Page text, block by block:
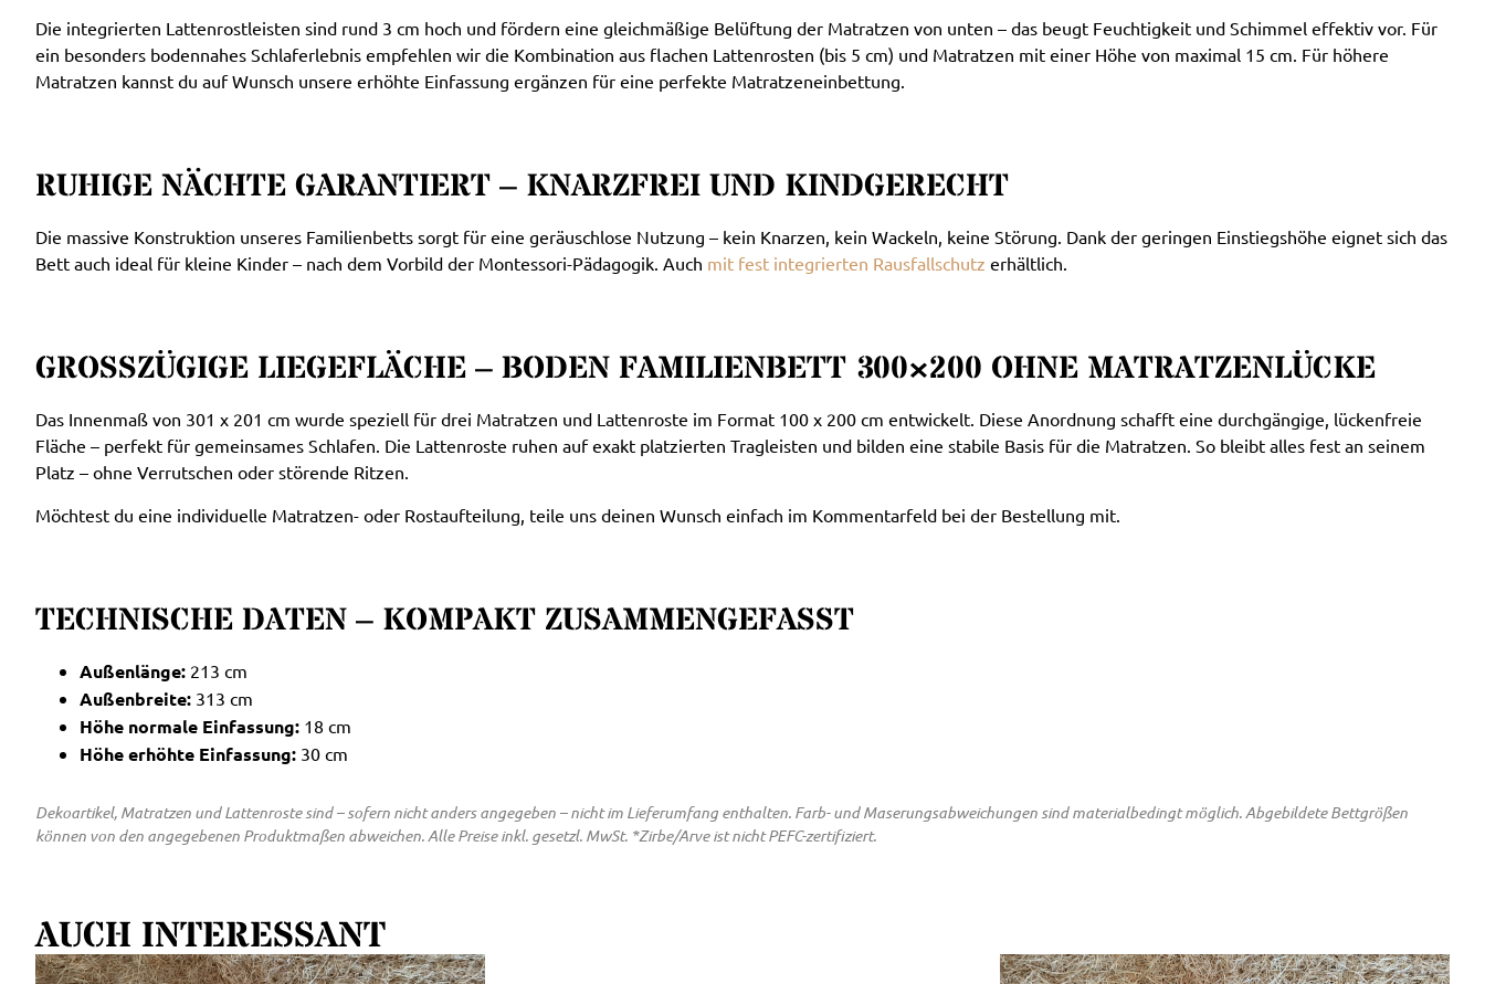
Die integrierten Lattenrostleisten sind rund 3 cm hoch und fördern eine gleichmäßige Belüftung der Matratzen von unten – das beugt Feuchtigkeit und Schimmel effektiv vor. Für
ein besonders bodennahes Schlaferlebnis empfehlen wir die Kombination aus flachen Lattenrosten (bis 5 cm) und Matratzen mit einer Höhe von maximal 15 cm. Für höhere
Matratzen kannst du auf Wunsch unsere erhöhte Einfassung ergänzen für eine perfekte Matratzeneinbettung.
RUHIGE NÄCHTE GARANTIERT – KNARZFREI UND KINDGERECHT
Die massive Konstruktion unseres Familienbetts sorgt für eine geräuschlose Nutzung – kein Knarzen, kein Wackeln, keine Störung. Dank der geringen Einstiegshöhe eignet sich das
Bett auch ideal für kleine Kinder – nach dem Vorbild der Montessori-Pädagogik. Auch mit fest integrierten Rausfallschutz erhältlich.
GROSSZÜGIGE LIEGEFLÄCHE – BODEN FAMILIENBETT 300×200 OHNE MATRATZENLÜCKE
Das Innenmaß von 301 x 201 cm wurde speziell für drei Matratzen und Lattenroste im Format 100 x 200 cm entwickelt. Diese Anordnung schafft eine durchgängige, lückenfreie
Fläche – perfekt für gemeinsames Schlafen. Die Lattenroste ruhen auf exakt platzierten Tragleisten und bilden eine stabile Basis für die Matratzen. So bleibt alles fest an seinem
Platz – ohne Verrutschen oder störende Ritzen.
Möchtest du eine individuelle Matratzen- oder Rostaufteilung, teile uns deinen Wunsch einfach im Kommentarfeld bei der Bestellung mit.
TECHNISCHE DATEN – KOMPAKT ZUSAMMENGEFASST
Außenlänge: 213 cm
Außenbreite: 313 cm
Höhe normale Einfassung: 18 cm
Höhe erhöhte Einfassung: 30 cm
Dekoartikel, Matratzen und Lattenroste sind – sofern nicht anders angegeben – nicht im Lieferumfang enthalten. Farb- und Maserungsabweichungen sind materialbedingt möglich. Abgebildete Bettgrößen
können von den angegebenen Produktmaßen abweichen. Alle Preise inkl. gesetzl. MwSt. *Zirbe/Arve ist nicht PEFC-zertifiziert.
AUCH INTERESSANT